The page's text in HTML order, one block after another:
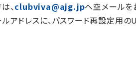
、clubviva@ajg.jpへ空メールを
アドレスに、パスワード再設定用